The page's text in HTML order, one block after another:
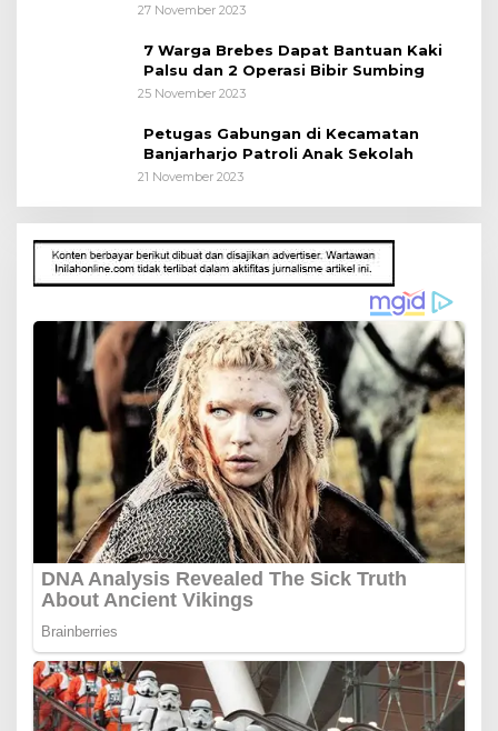
27 November 2023
7 Warga Brebes Dapat Bantuan Kaki
Palsu dan 2 Operasi Bibir Sumbing
25 November 2023
Petugas Gabungan di Kecamatan
Banjarharjo Patroli Anak Sekolah
21 November 2023